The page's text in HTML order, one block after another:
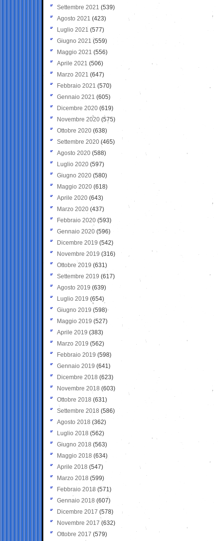
Settembre 2021 (539)
Agosto 2021 (423)
Luglio 2021 (577)
Giugno 2021(559)
Maggio 2021 (556)
Aprile 2021 (506)
Marzo 2021 (647)
Febbraio 2021 (570)
Gennaio 2021 (605)
Dicembre 2020 (619)
Novembre 2020 (575)
Ottobre 2020 (638)
Settembre 2020(465)
Agosto 2020 (588)
Luglio 2020 (597)
Giugno 2020 (580)
Maggio 2020 (618)
Aprile 2020 (643)
Marzo 2020 (437)
Febbraio 2020 (593)
Gennaio 2020 (596)
Dicembre 2019 (542)
Novembre 2019 (316)
Ottobre 2019 (631)
Settembre 2019 (617)
Agosto 2019 (639)
Luglio 2019 (654)
Giugno 2019 (598)
Maggio 2019 (527)
Aprile 2019 (383)
Marzo 2019 (562)
Febbraio 2019 (598)
Gennaio 2019 (641)
Dicembre 2018 (623)
Novembre 2018 (603)
Ottobre 2018 (631)
Settembre 2018 (586)
Agosto 2018 (362)
Luglio 2018 (562)
Giugno 2018 (563)
Maggio 2018 (634)
Aprile 2018 (547)
Marzo 2018 (599)
Febbraio 2018 (571)
Gennaio 2018 (607)
Dicembre 2017 (578)
Novembre 2017 (632)
Ottobre 2017 (579)